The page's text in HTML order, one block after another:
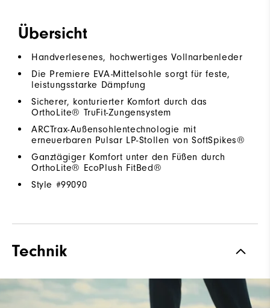
Übersicht
Handverlesenes, hochwertiges Vollnarbenleder
Die Premiere EVA-Mittelsohle sorgt für feste,
leistungsstarke Dämpfung
Sicherer, konturierter Komfort durch das
OrthoLite® TruFit-Zungensystem
ARCTrax-Außensohlentechnologie mit
erneuerbaren Pulsar LP-Stollen von SoftSpikes®
Ganztägiger Komfort unter den Füßen durch
OrthoLite® EcoPlush FitBed®
Style #99090
Technik